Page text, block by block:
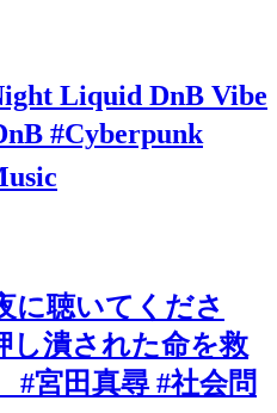
Liquid DnB Vibe
#Cyberpunk
に聴いてくださ
し潰された命を救
#宮田真尋 #社会問